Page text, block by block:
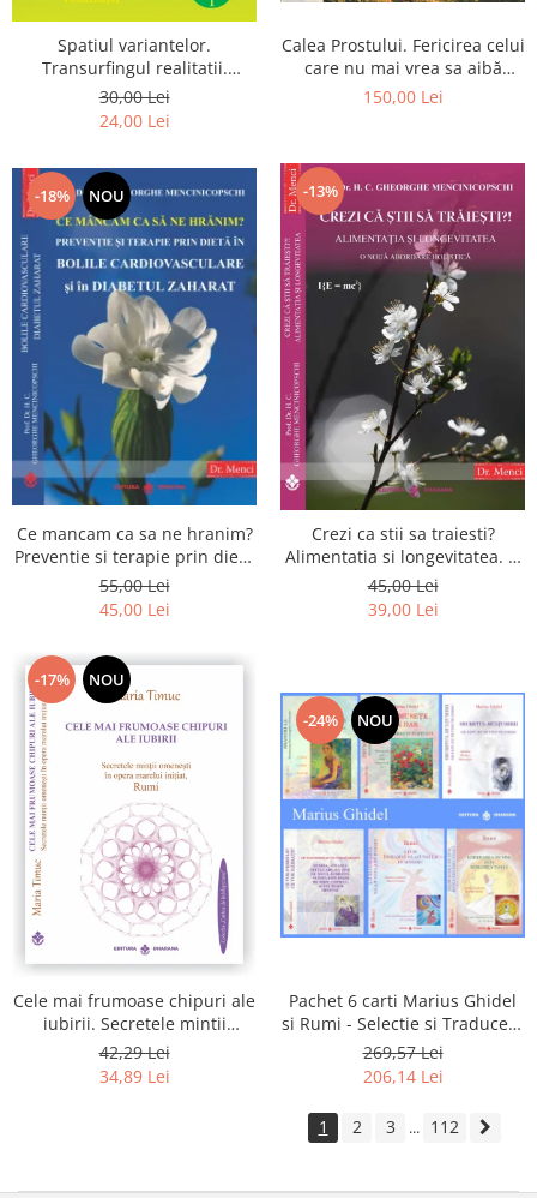
Spatiul variantelor.
Transurfingul realitatii.
Gradul 1. Cum sa ne
dezvoltam intuitia si sa ne
alegem soarta
30,00 Lei
24,00 Lei
Calea Prostului. Fericirea celui
care nu mai vrea sa aibă
dreptate - Intoarcerea la
150,00 Lei
-18% NOU
Ce mancam ca sa ne hranim?
Preventie si terapie prin dieta
in bolile cardiovasculare si in
diabetul zaharat
55,00 Lei
45,00 Lei
-13%
Crezi ca stii sa traiesti?
Alimentatia si longevitatea. O
noua abordare holistica
45,00 Lei
39,00 Lei
-17% NOU
Cele mai frumoase chipuri ale
iubirii. Secretele mintii
omenesti in opera marelui
initiat, Rumi
42,29 Lei
34,89 Lei
-24% NOU
Pachet 6 carti Marius Ghidel
si Rumi - Selectie si Traducere
de Marius Ghidel
269,57 Lei
206,14 Lei
1 2 3 ... 112